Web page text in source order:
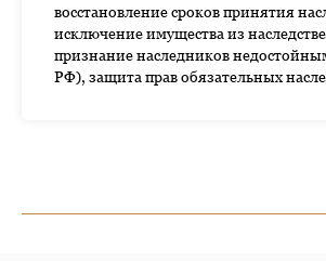
восстановление сроков принятия
исключение имущества из
признание наследников
РФ), защита прав обязательных